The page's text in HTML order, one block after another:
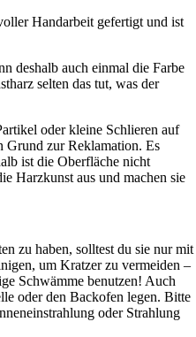
Handarbeit gefertigt und ist
deshalb auch einmal die Farbe
selten das tut, was der
oder kleine Schlieren auf
Grund zur Reklamation. Es
ist die Oberfläche nicht
Harzkunst aus und machen sie
zu haben, solltest du sie nur mit
um Kratzer zu vermeiden –
Schwämme benutzen! Auch
oder den Backofen legen. Bitte
oder Strahlung